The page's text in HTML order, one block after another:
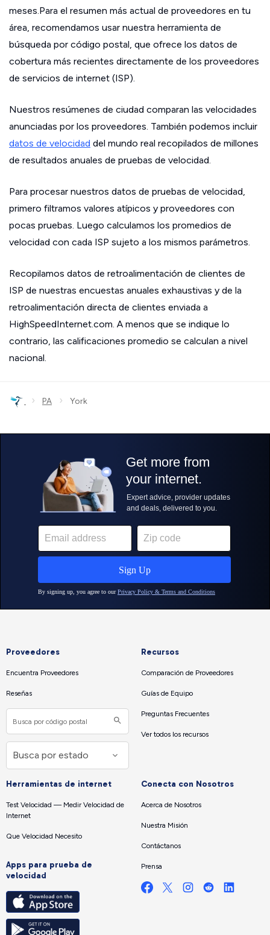
meses.Para el resumen más actual de proveedores en tu
área, recomendamos usar nuestra herramienta de
búsqueda por código postal, que ofrece los datos de
cobertura más recientes directamente de los proveedores
de servicios de internet (ISP).
Nuestros resúmenes de ciudad comparan las velocidades
anunciadas por los proveedores. También podemos incluir
datos de velocidad del mundo real recopilados de millones
de resultados anuales de pruebas de velocidad.
Para procesar nuestros datos de pruebas de velocidad,
primero filtramos valores atípicos y proveedores con
pocas pruebas. Luego calculamos los promedios de
velocidad con cada ISP sujeto a los mismos parámetros.
Recopilamos datos de retroalimentación de clientes de
ISP de nuestras encuestas anuales exhaustivas y de la
retroalimentación directa de clientes enviada a
HighSpeedInternet.com. A menos que se indique lo
contrario, las calificaciones promedio se calculan a nivel
nacional.
› PA › York
Proveedores
Encuentra Proveedores
Reseñas
Recursos
Comparación de Proveedores
Guías de Equipo
Preguntas Frecuentes
Ver todos los recursos
Herramientas de internet
Test Velocidad — Medir Velocidad de
Internet
Que Velocidad Necesito
Apps para prueba de
velocidad
Conecta con Nosotros
Acerca de Nosotros
Nuestra Misión
Contáctanos
Prensa